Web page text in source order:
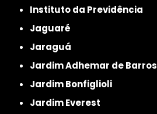
Instituto da Previdência
Jaguaré
Jaraguá
Jardim Adhemar de Barros
Jardim Bonfiglioli
Jardim Everest